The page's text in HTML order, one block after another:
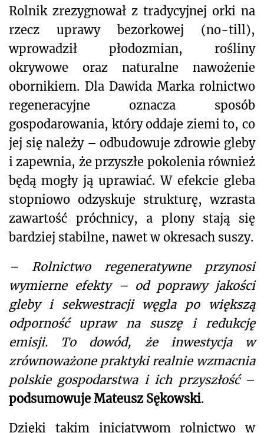
Rolnik zrezygnował z tradycyjnej orki na
rzecz uprawy bezorkowej (no-till),
wprowadził płodozmian, rośliny
okrywowe oraz naturalne nawożenie
obornikiem. Dla Dawida Marka rolnictwo
regeneracyjne oznacza sposób
gospodarowania, który oddaje ziemi to, co
jej się należy – odbudowuje zdrowie gleby
i zapewnia, że przyszłe pokolenia również
będą mogły ją uprawiać. W efekcie gleba
stopniowo odzyskuje strukturę, wzrasta
zawartość próchnicy, a plony stają się
bardziej stabilne, nawet w okresach suszy.
– Rolnictwo regeneratywne przynosi
wymierne efekty – od poprawy jakości
gleby i sekwestracji węgla po większą
odporność upraw na suszę i redukcję
emisji. To dowód, że inwestycja w
zrównoważone praktyki realnie wzmacnia
polskie gospodarstwa i ich przyszłość –
podsumowuje Mateusz Sękowski.
Dzięki takim inicjatywom rolnictwo w